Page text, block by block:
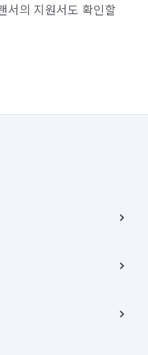
서의 지원서도 확인할
동, 트윈트리빌딩) B동 5층
7층, 8층 미소
당사자에게 있습니다.